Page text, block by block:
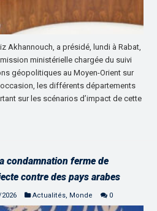
Akhannouch, a présidé, lundi à Rabat,
ministérielle chargée du suivi
géopolitiques au Moyen-Orient sur
occasion, les différents départements
sur les scénarios d’impact de cette
condamnation ferme de
contre des pays arabes
Actualités, Monde 0